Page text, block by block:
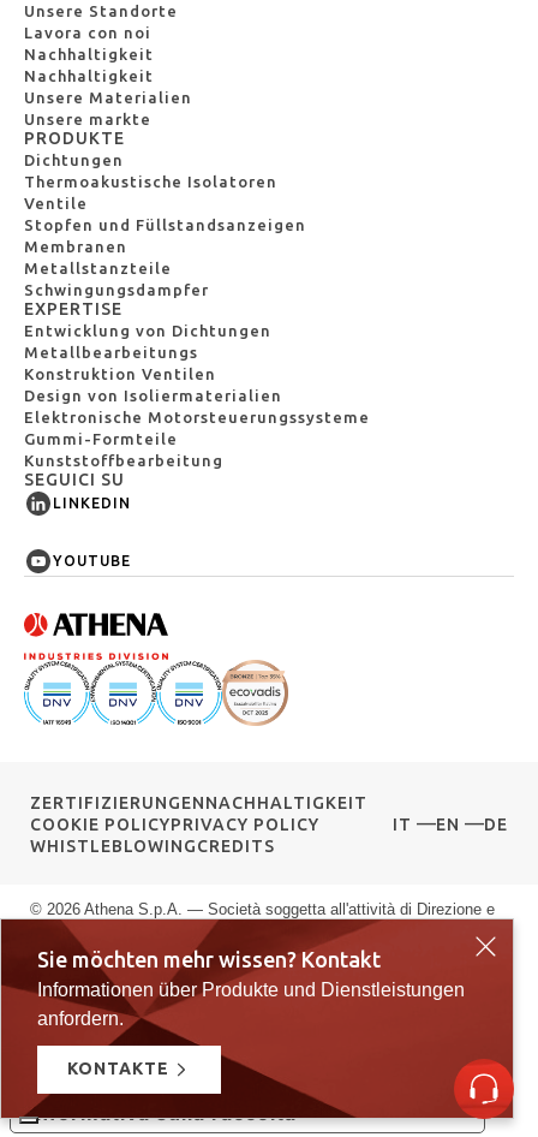
Sie möchten mehr wissen? Kontakt
Informationen über Produkte und Dienstleistungen
anfordern.
KONTAKTE
Unsere Standorte
Lavora con noi
Nachhaltigkeit
Nachhaltigkeit
Unsere Materialien
Unsere markte
PRODUKTE
Dichtungen
Thermoakustische Isolatoren
Ventile
Stopfen und Füllstandsanzeigen
Membranen
Metallstanzteile
Schwingungsdampfer
EXPERTISE
Entwicklung von Dichtungen
Metallbearbeitungs
Konstruktion Ventilen
Design von Isoliermaterialien
Elektronische Motorsteuerungssysteme
Gummi-Formteile
Kunststoffbearbeitung
SEGUICI SU
LINKEDIN
YOUTUBE
ZERTIFIZIERUNGENNACHHALTIGKEIT
COOKIE POLICYPRIVACY POLICY
WHISTLEBLOWINGCREDITS
IT EN DE
© 2026 Athena S.p.A. — Società soggetta all'attività di Direzione e
Coordinamento di G.F.M. S.r.l. — Via delle Albere 13, 36045 Alonte
VI — P.IVA 00589040245 — Registro Imprese di Vicenza: n.
00589040245 — Rea vi: 139951 — Capitale sociale: € 10.000.000
i.v.
Informativa sulla raccolta
Le tue preferenze relative alla privacy